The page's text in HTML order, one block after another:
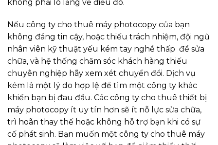
không phải lo lắng về điều đó.
Nếu công ty cho thuê máy photocopy của bạn
không đáng tin cậy, hoặc thiếu trách nhiệm, đội ngũ
nhân viên kỹ thuật yếu kém tay nghề thấp để sửa
chữa, và hệ thống chăm sóc khách hàng thiếu
chuyên nghiệp hãy xem xét chuyển đổi. Dịch vụ
kém là một lý do hợp lệ để tìm một công ty khác
khiến bạn bị đau đầu. Các công ty cho thuê thiết bị
máy photocopy ít uy tín hơn sẽ ít nỗ lực sửa chữa,
trì hoãn thay thế hoặc không hỗ trợ bạn khi có sự
cố phát sinh. Bạn muốn một công ty cho thuê máy